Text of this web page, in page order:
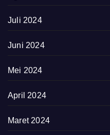
Juli 2024
Juni 2024
Mei 2024
April 2024
Maret 2024